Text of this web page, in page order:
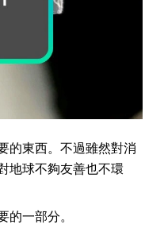
的東西。不過雖然對消
地球不夠友善也不環
的一部分。